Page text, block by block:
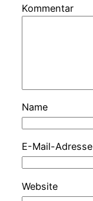
Kommentar
Name
E-Mail-Adresse
Website